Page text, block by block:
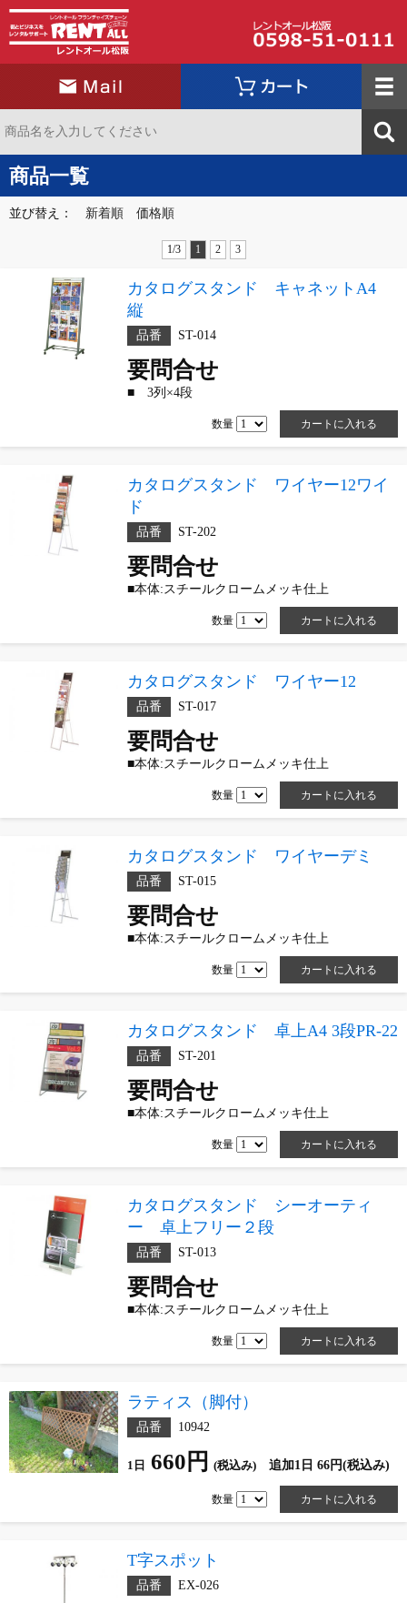
商品一覧
並び替え： 新着順 価格順
1/3 1 2 3
カタログスタンド キャネットA4
縦
品番 ST-014
要問合せ
■ 3列×4段
数量
カタログスタンド ワイヤー12ワイ
ド
品番 ST-202
要問合せ
■本体:スチールクロームメッキ仕上
数量
カタログスタンド ワイヤー12
品番 ST-017
要問合せ
■本体:スチールクロームメッキ仕上
数量
カタログスタンド ワイヤーデミ
品番 ST-015
要問合せ
■本体:スチールクロームメッキ仕上
数量
カタログスタンド 卓上A4 3段PR-22
品番 ST-201
要問合せ
■本体:スチールクロームメッキ仕上
数量
カタログスタンド シーオーティ
ー 卓上フリー２段
品番 ST-013
要問合せ
■本体:スチールクロームメッキ仕上
数量
ラティス（脚付）
品番 10942
1日 660円 (税込み) 追加1日 66円(税込み)
数量
T字スポット
品番 EX-026